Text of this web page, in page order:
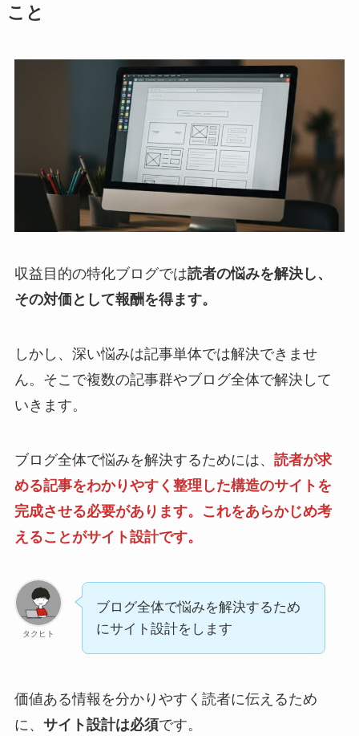
こと
収益目的の特化ブログでは読者の悩みを解決し、
その対価として報酬を得ます。
しかし、深い悩みは記事単体では解決できませ
ん。そこで複数の記事群やブログ全体で解決して
いきます。
ブログ全体で悩みを解決するためには、 読者が求
める記事をわかりやすく整理した構造のサイトを
完成させる必要があります。これをあらかじめ考
えることがサイト設計です。
タクヒト
ブログ全体で悩みを解決するため
にサイト設計をします
価値ある情報を分かりやすく読者に伝えるため
に、 サイト設計は必須です。